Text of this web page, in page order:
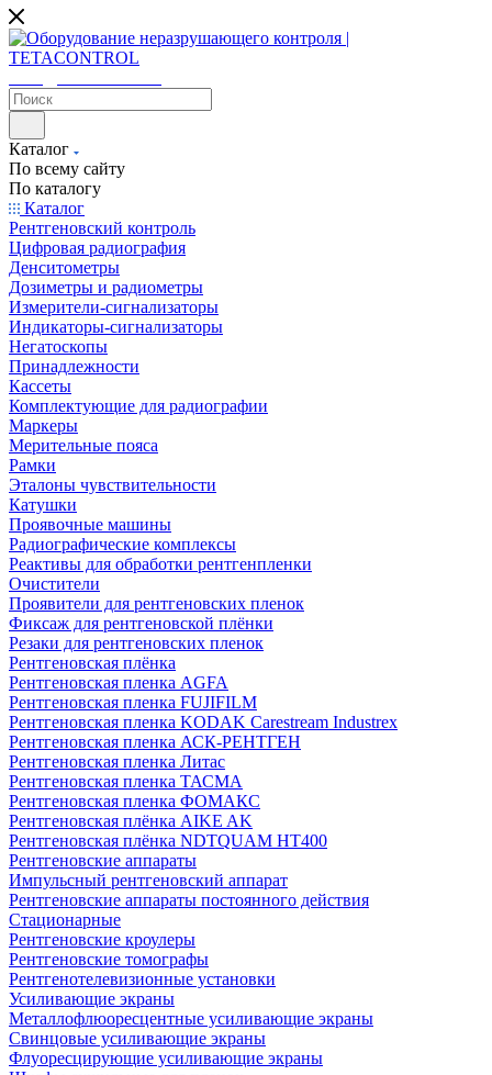
Каталог
По всему сайту
По каталогу
Каталог
Рентгеновский контроль
Цифровая радиография
Денситометры
Дозиметры и радиометры
Измерители-сигнализаторы
Индикаторы-сигнализаторы
Негатоскопы
Принадлежности
Кассеты
Комплектующие для радиографии
Маркеры
Мерительные пояса
Рамки
Эталоны чувствительности
Катушки
Проявочные машины
Радиографические комплексы
Реактивы для обработки рентгенпленки
Очистители
Проявители для рентгеновских пленок
Фиксаж для рентгеновской плёнки
Резаки для рентгеновских пленок
Рентгеновская плёнка
Рентгеновская пленка AGFA
Рентгеновская пленка FUJIFILM
Рентгеновская пленка KODAK Carestream Industrex
Рентгеновская пленка АСК-РЕНТГЕН
Рентгеновская пленка Литас
Рентгеновская пленка ТАСМА
Рентгеновская пленка ФОМАКС
Рентгеновская плёнка AIKE AK
Рентгеновская плёнка NDTQUAM HT400
Рентгеновские аппараты
Импульсный рентгеновский аппарат
Рентгеновские аппараты постоянного действия
Стационарные
Рентгеновские кроулеры
Рентгеновские томографы
Рентгенотелевизионные установки
Усиливающие экраны
Металлофлюоресцентные усиливающие экраны
Свинцовые усиливающие экраны
Флуоресцирующие усиливающие экраны